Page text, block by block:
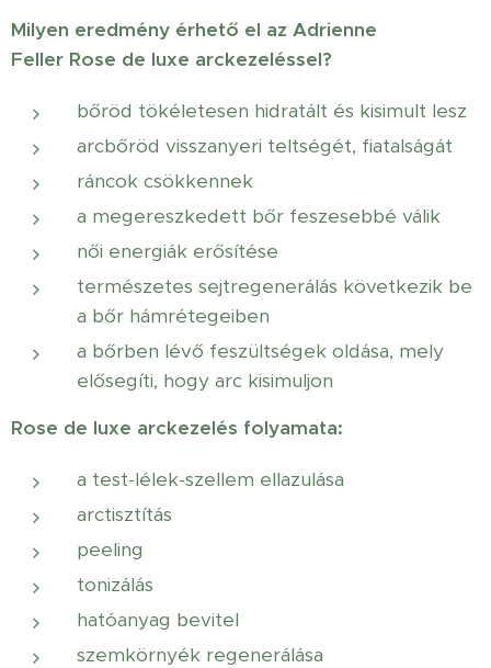
Milyen eredmény érhető el az Adrienne
Feller Rose de luxe arckezeléssel?
bőröd tökéletesen hidratált és kisimult lesz
arcbőröd visszanyeri teltségét, fiatalságát
ráncok csökkennek
a megereszkedett bőr feszesebbé válik
női energiák erősítése
természetes sejtregenerálás következik be
a bőr hámrétegeiben
a bőrben lévő feszültségek oldása, mely
elősegíti, hogy arc kisimuljon
Rose de luxe arckezelés folyamata:
a test-lélek-szellem ellazulása
arctisztítás
peeling
tonizálás
hatóanyag bevitel
szemkörnyék regenerálása